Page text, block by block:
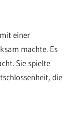
einer
machte. Es
Sie spielte
die